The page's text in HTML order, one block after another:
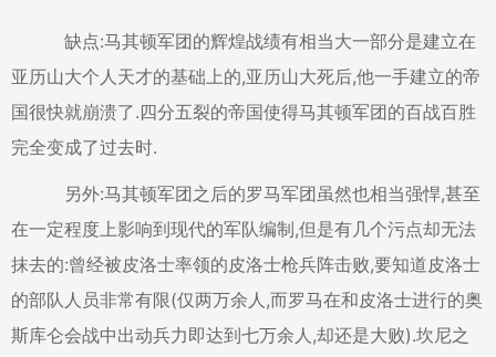
缺点:马其顿军团的辉煌战绩有相当大一部分是建立在
亚历山大个人天才的基础上的,亚历山大死后,他一手建立的帝
国很快就崩溃了.四分五裂的帝国使得马其顿军团的百战百胜
完全变成了过去时.
另外:马其顿军团之后的罗马军团虽然也相当强悍,甚至
在一定程度上影响到现代的军队编制,但是有几个污点却无法
抹去的:曾经被皮洛士率领的皮洛士枪兵阵击败,要知道皮洛士
的部队人员非常有限(仅两万余人,而罗马在和皮洛士进行的奥
斯库仑会战中出动兵力即达到七万余人,却还是大败).坎尼之